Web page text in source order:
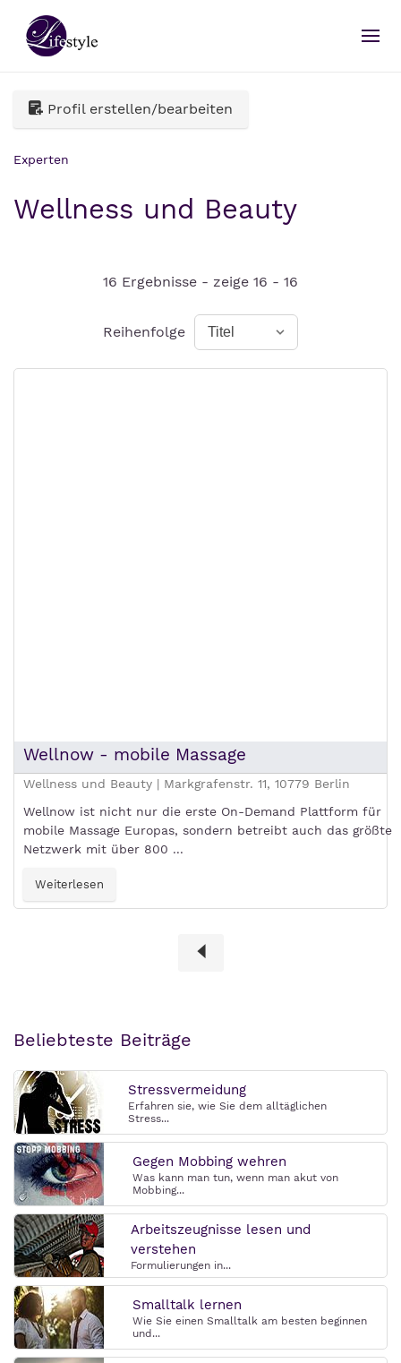
Profil erstellen/bearbeiten
Experten
Wellness und Beauty
16 Ergebnisse - zeige 16 - 16
Reihenfolge
Wellnow - mobile Massage
Wellness und Beauty | Markgrafenstr. 11, 10779 Berlin
Wellnow ist nicht nur die erste On-Demand Plattform für
mobile Massage Europas, sondern betreibt auch das größte
Netzwerk mit über 800 ...
Weiterlesen
Beliebteste Beiträge
Stressvermeidung
Erfahren sie, wie Sie dem alltäglichen
Stress...
Gegen Mobbing wehren
Was kann man tun, wenn man akut von
Mobbing...
Arbeitszeugnisse lesen und
verstehen
Formulierungen in...
Smalltalk lernen
Wie Sie einen Smalltalk am besten beginnen
und...